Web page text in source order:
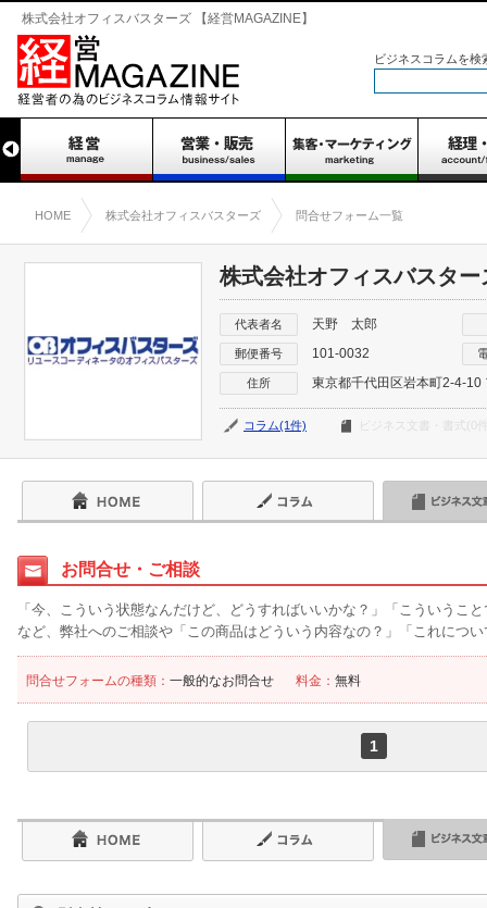
株式会社オフィスバスターズ 【経営MAGAZINE】
ビジネスコラムを検
HOME 株式会社オフィスバスターズ 問合せフォーム一覧
株式会社オフィスバスター
代表者名 天野 太郎
郵便番号 101-0032
住所 東京都千代田区岩本町2-4-10
コラム(1件) ビジネス文書・書式(0
お問合せ・ご相談
「今、こういう状態なんだけど、どうすればいいかな？」「こういうこ
など、弊社へのご相談や「この商品はどういう内容なの？」「これにつ
問合せフォームの種類： 一般的なお問合せ 料金： 無料
1